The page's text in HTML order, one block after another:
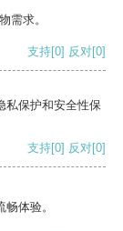
需求。
支持[0] 反对[0]
私保护和安全性保
支持[0] 反对[0]
体验。